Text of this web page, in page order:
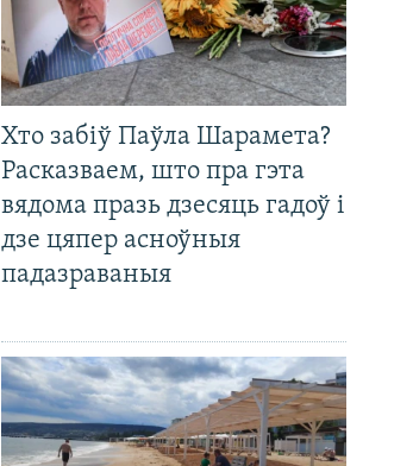
Хто забіў Паўла Шарамета?
Расказваем, што пра гэта
вядома празь дзесяць гадоў і
дзе цяпер асноўныя
падазраваныя